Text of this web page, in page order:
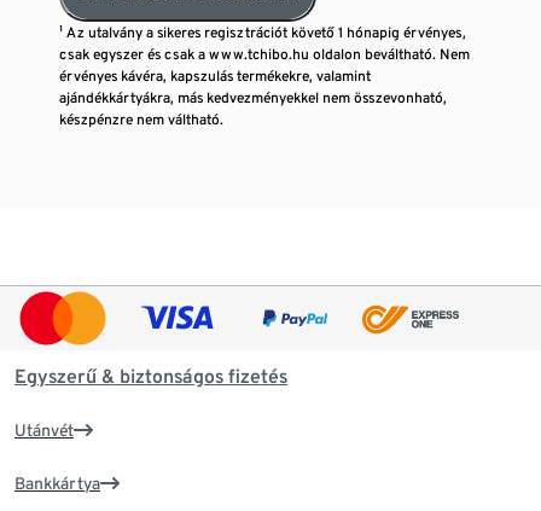
¹ Az utalvány a sikeres regisztrációt követő 1 hónapig érvényes,
csak egyszer és csak a www.tchibo.hu oldalon beváltható. Nem
érvényes kávéra, kapszulás termékekre, valamint
ajándékkártyákra, más kedvezményekkel nem összevonható,
készpénzre nem váltható.
Egyszerű & biztonságos fizetés
Utánvét
Bankkártya